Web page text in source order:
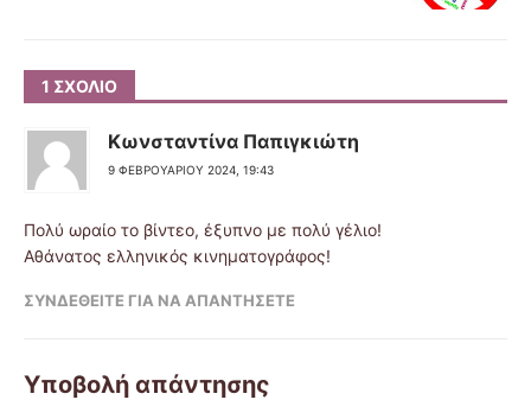
1 ΣΧΌΛΙΟ
Κωνσταντίνα Παπιγκιώτη
9 ΦΕΒΡΟΥΑΡΊΟΥ 2024, 19:43
Πολύ ωραίο το βίντεο, έξυπνο με πολύ γέλιο!
Αθάνατος ελληνικός κινηματογράφος!
ΣΥΝΔΕΘΕΊΤΕ ΓΙΑ ΝΑ ΑΠΑΝΤΉΣΕΤΕ
Υποβολή απάντησης